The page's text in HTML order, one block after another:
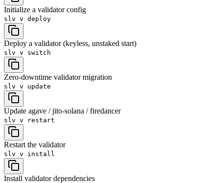
Initialize a validator config
slv v deploy
Deploy a validator (keyless, unstaked start)
slv v switch
Zero-downtime validator migration
slv v update
Update agave / jito-solana / firedancer
slv v restart
Restart the validator
slv v install
Install validator dependencies